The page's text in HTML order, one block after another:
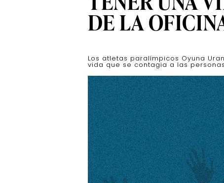
DE LA
Los atletas paralímpicos Oyuna
vida que se contagia a las